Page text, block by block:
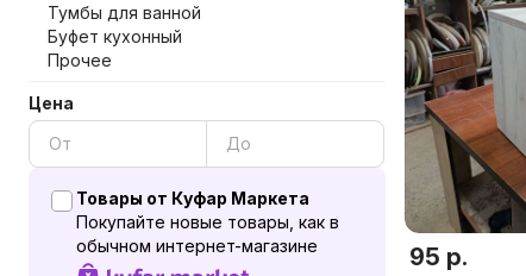
Тумбы для ванной
Буфет кухонный
Прочее
Цена
Товары от Куфар Маркета
Покупайте новые товары, как в
обычном интернет-магазине
95 р.